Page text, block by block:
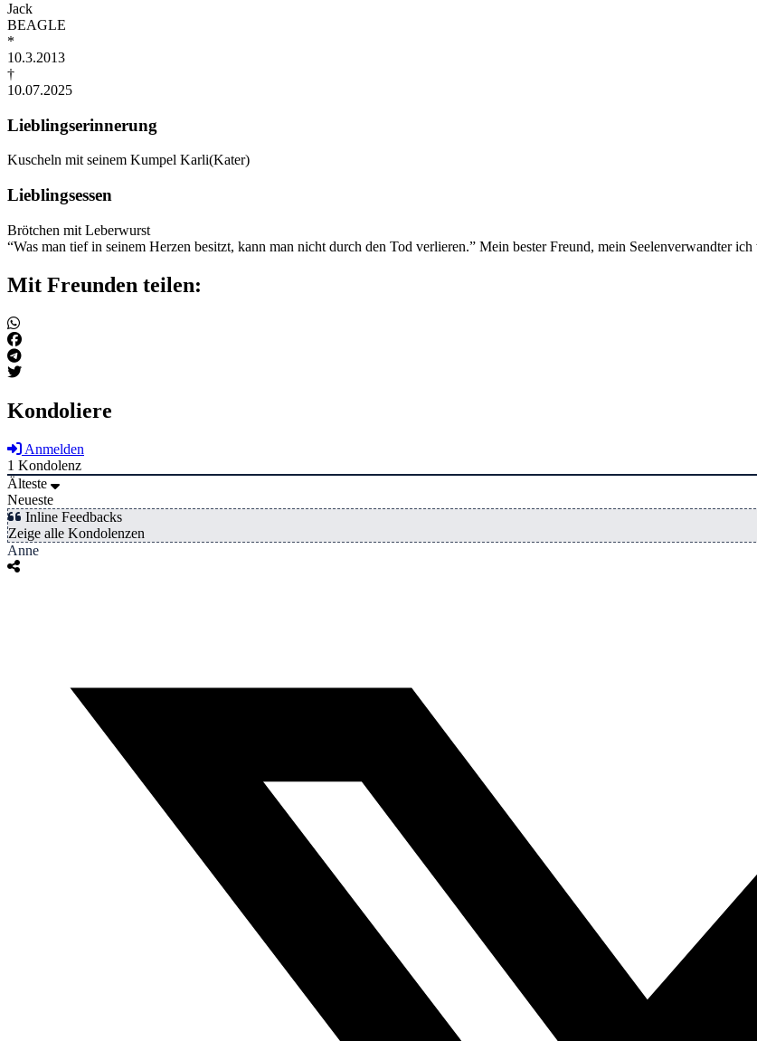
Jack
BEAGLE
*
10.3.2013
†
10.07.2025
Lieblingserinnerung
Kuscheln mit seinem Kumpel Karli(Kater)
Lieblingsessen
Brötchen mit Leberwurst
“Was man tief in seinem Herzen besitzt, kann man nicht durch den Tod verlieren.” Mein bester Freund, mein Seelenverwandter
Mit Freunden teilen:
Kondoliere
Anmelden
1 Kondolenz
Älteste
Neueste
Inline Feedbacks
Zeige alle Kondolenzen
Anne